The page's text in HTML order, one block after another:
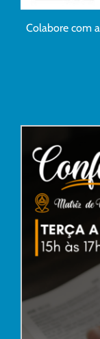
Colabore com